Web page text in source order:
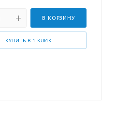
В КОРЗИНУ
КУПИТЬ В 1 КЛИК